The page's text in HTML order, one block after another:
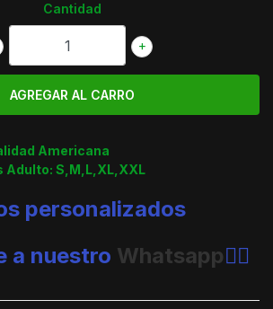
Cantidad
+
Americana
Adulto: S,M,L,XL,XXL
personalizados
a nuestro Whatsapp👈🏼